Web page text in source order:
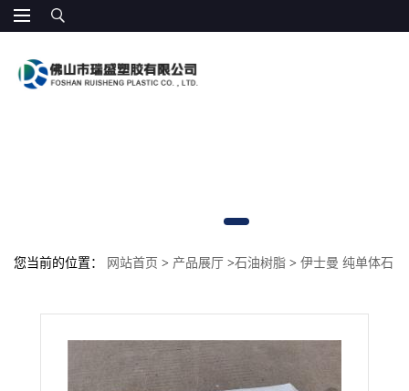
您当前的位置： 网站首页 > 产品展厅 >石油树脂 > 伊士曼 纯单体石